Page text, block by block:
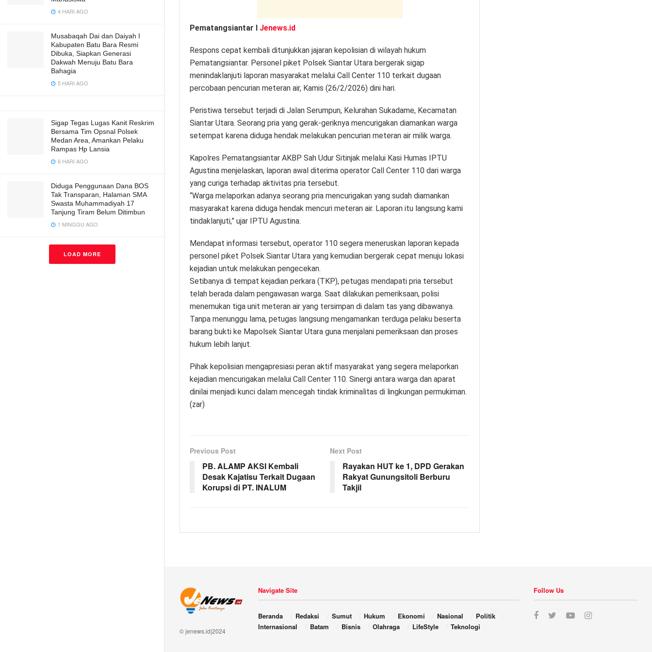
4 HARI AGO
Musabaqah Dai dan Daiyah I
Kabupaten Batu Bara Resmi
Dibuka, Siapkan Generasi
Dakwah Menuju Batu Bara
Bahagia
5 HARI AGO
Sigap Tegas Lugas Kanit Reskrim
Bersama Tim Opsnal Polsek
Medan Area, Amankan Pelaku
Rampas Hp Lansia
6 HARI AGO
Diduga Penggunaan Dana BOS
Tak Transparan, Halaman SMA
Swasta Muhammadiyah 17
Tanjung Tiram Belum Ditimbun
1 MINGGU AGO
LOAD MORE
Pematangsiantar l Jenews.id
Respons cepat kembali ditunjukkan jajaran kepolisian di wilayah hukum
Pematangsiantar. Personel piket Polsek Siantar Utara bergerak sigap
menindaklanjuti laporan masyarakat melalui Call Center 110 terkait dugaan
percobaan pencurian meteran air, Kamis (26/2/2026) dini hari.
Peristiwa tersebut terjadi di Jalan Serumpun, Kelurahan Sukadame, Kecamatan
Siantar Utara. Seorang pria yang gerak-geriknya mencurigakan diamankan warga
setempat karena diduga hendak melakukan pencurian meteran air milik warga.
Kapolres Pematangsiantar AKBP Sah Udur Sitinjak melalui Kasi Humas IPTU
Agustina menjelaskan, laporan awal diterima operator Call Center 110 dari warga
yang curiga terhadap aktivitas pria tersebut.
“Warga melaporkan adanya seorang pria mencurigakan yang sudah diamankan
masyarakat karena diduga hendak mencuri meteran air. Laporan itu langsung kami
tindaklanjuti,” ujar IPTU Agustina.
Mendapat informasi tersebut, operator 110 segera meneruskan laporan kepada
personel piket Polsek Siantar Utara yang kemudian bergerak cepat menuju lokasi
kejadian untuk melakukan pengecekan.
Setibanya di tempat kejadian perkara (TKP), petugas mendapati pria tersebut
telah berada dalam pengawasan warga. Saat dilakukan pemeriksaan, polisi
menemukan tiga unit meteran air yang tersimpan di dalam tas yang dibawanya.
Tanpa menunggu lama, petugas langsung mengamankan terduga pelaku beserta
barang bukti ke Mapolsek Siantar Utara guna menjalani pemeriksaan dan proses
hukum lebih lanjut.
Pihak kepolisian mengapresiasi peran aktif masyarakat yang segera melaporkan
kejadian mencurigakan melalui Call Center 110. Sinergi antara warga dan aparat
dinilai menjadi kunci dalam mencegah tindak kriminalitas di lingkungan permukiman.
(zar)
Previous Post
PB. ALAMP AKSI Kembali
Desak Kajatisu Terkait Dugaan
Korupsi di PT. INALUM
Next Post
Rayakan HUT ke 1, DPD Gerakan
Rakyat Gunungsitoli Berburu
Takjil
© jenews.id|2024
Navigate Site
Beranda Redaksi Sumut Hukum Ekonomi Nasional
Politik
Internasional
Batam Bisnis Olahraga LifeStyle Teknologi
Follow Us